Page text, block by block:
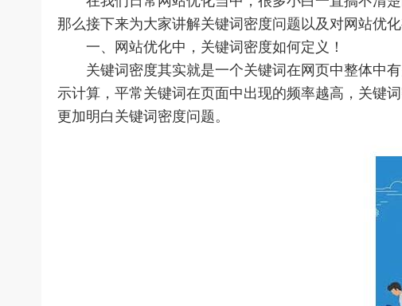
那么接下来为大家讲解关键词密度问题以及对网站优化
一、网站优化中，关键词密度如何定义！
关键词密度其实就是一个关键词在网页中整体中有
示计算，平常关键词在页面中出现的频率越高，关键
更加明白关键词密度问题。